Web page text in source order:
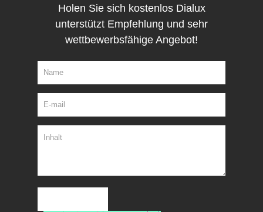
Holen Sie sich kostenlos Dialux
unterstützt Empfehlung und sehr
wettbewerbsfähige Angebot!